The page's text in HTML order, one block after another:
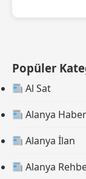
Popüler
Al Sat
Alanya Haber
Alanya İlan
Alanya